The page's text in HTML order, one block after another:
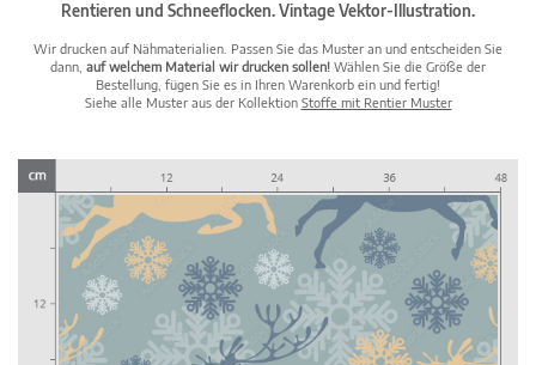
Rentieren und Schneeflocken. Vintage Vektor-Illustration.
Wir drucken auf Nähmaterialien. Passen Sie das Muster an und entscheiden Sie
dann, auf welchem Material wir drucken sollen! Wählen Sie die Größe der
Bestellung, fügen Sie es in Ihren Warenkorb ein und fertig!
Siehe alle Muster aus der Kollektion Stoffe mit Rentier Muster